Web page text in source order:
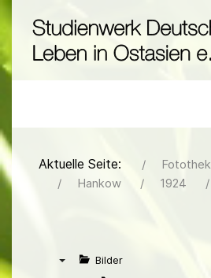
Aktuelle Seite: Fotothek
Hankow
1924
Bilder